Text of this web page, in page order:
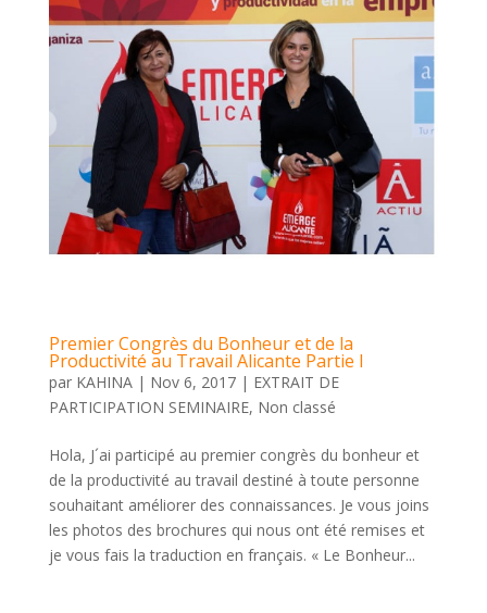
Premier Congrès du Bonheur et de la
Productivité au Travail Alicante Partie I
par KAHINA| Nov 6, 2017| EXTRAIT DE
PARTICIPATION SEMINAIRE, Non classé
Hola, J´ai participé au premier congrès du bonheur et
de la productivité au travail destiné à toute personne
souhaitant améliorer des connaissances. Je vous joins
les photos des brochures qui nous ont été remises et
je vous fais la traduction en français. « Le Bonheur...